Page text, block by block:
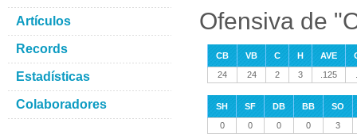
Ofensiva de
CB VB C H AVE
24
24 2 3 .125
SH SF DB BB
SO
0
0 0 0 3
Artículos
Records
Estadísticas
Colaboradores